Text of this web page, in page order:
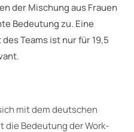
der Mischung aus Frauen
Bedeutung zu. Eine
Teams ist nur für 19,5
mit dem deutschen
Bedeutung der Work-